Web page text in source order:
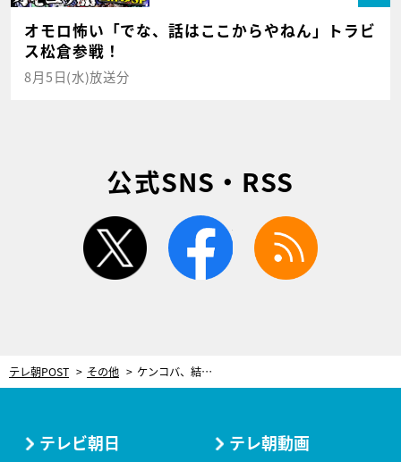
オモロ怖い「でな、話はここからやねん」トラビ
ス松倉参戦！
8月5日(水)放送分
公式SNS・RSS
twitter facebook
テレ朝POST その他 ケンコバ、結婚相手と交際前に“恋愛フラグ”が立っていた同期「俺のこと好きだったと思う」
テレビ朝日 テレ朝動画